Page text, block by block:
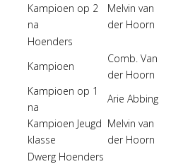
Kampioen op 2
na
Melvin van
der Hoorn
Hoenders
Kampioen
Comb. Van
der Hoorn
Kampioen op 1
na
Arie Abbing
Kampioen Jeugd
klasse
Melvin van
der Hoorn
Dwerg Hoenders